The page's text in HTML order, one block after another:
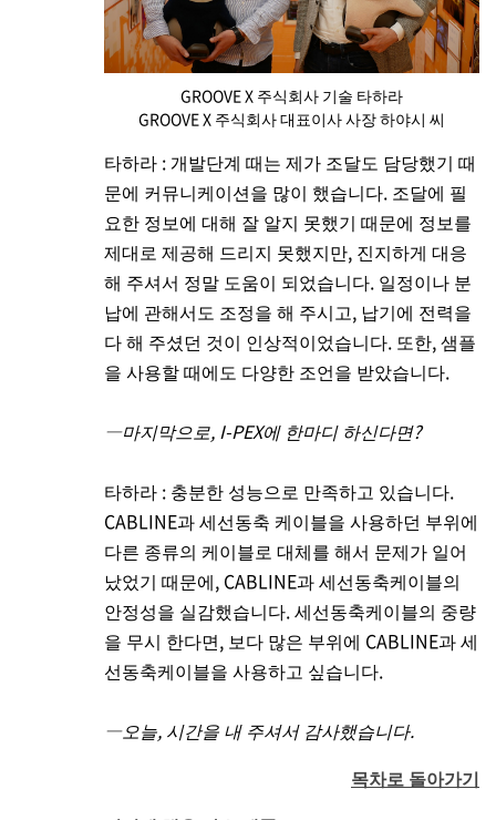
GROOVE X 주식회사 기술 타하라
GROOVE X 주식회사 대표이사 사장 하야시 씨
타하라 : 개발단계 때는 제가 조달도 담당했기 때
문에 커뮤니케이션을 많이 했습니다. 조달에 필
요한 정보에 대해 잘 알지 못했기 때문에 정보를
제대로 제공해 드리지 못했지만, 진지하게 대응
해 주셔서 정말 도움이 되었습니다. 일정이나 분
납에 관해서도 조정을 해 주시고, 납기에 전력을
다 해 주셨던 것이 인상적이었습니다. 또한, 샘플
을 사용할 때에도 다양한 조언을 받았습니다.
―마지막으로, I-PEX에 한마디 하신다면?
타하라 : 충분한 성능으로 만족하고 있습니다.
CABLINE과 세선동축 케이블을 사용하던 부위에
다른 종류의 케이블로 대체를 해서 문제가 일어
났었기 때문에, CABLINE과 세선동축케이블의
안정성을 실감했습니다. 세선동축케이블의 중량
을 무시 한다면, 보다 많은 부위에 CABLINE과 세
선동축케이블을 사용하고 싶습니다.
―오늘, 시간을 내 주셔서 감사했습니다.
목차로 돌아가기